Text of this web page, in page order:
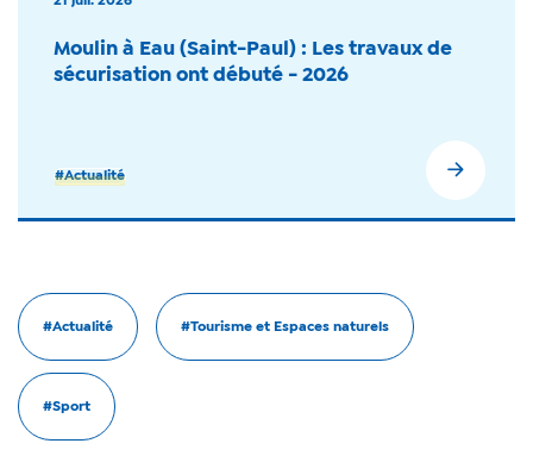
Moulin à Eau (Saint-Paul) : Les travaux de
sécurisation ont débuté - 2026
#Actualité
#Actualité #Tourisme et Espaces naturels
#Sport